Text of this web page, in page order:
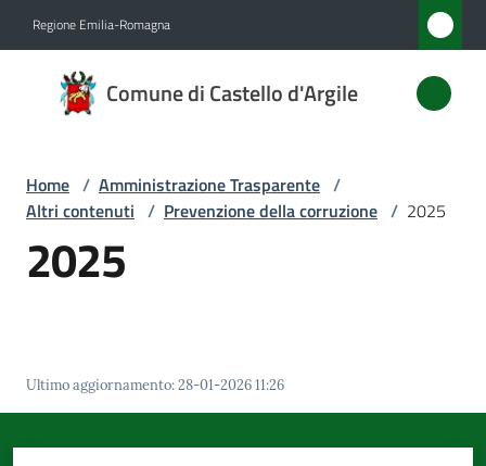
Regione Emilia-Romagna
Comune di Castello d'Argile
Comune
di
d'Argile
Amministrazione
Servizi
Vivere
Home / Amministrazione Trasparente /
Altri contenuti / Prevenzione della corruzione / 2025
2025
Ultimo aggiornamento:28-01-2026 11:26